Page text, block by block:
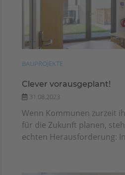
BAUPROJEKTE
Clever vorausgeplant!
31.08.2023
Wenn Kommunen zurzeit
für die Zukunft planen,
echten Herausforderung: